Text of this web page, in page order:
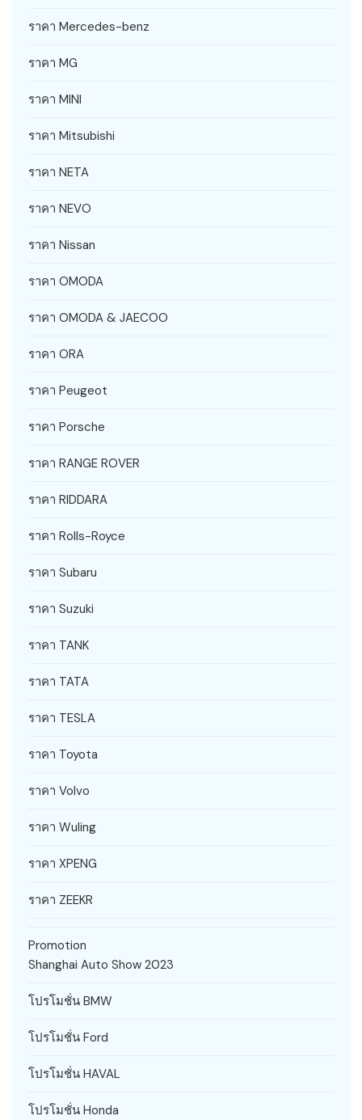
ราคา Mercedes-benz
ราคา MG
ราคา MINI
ราคา Mitsubishi
ราคา NETA
ราคา NEVO
ราคา Nissan
ราคา OMODA
ราคา OMODA & JAECOO
ราคา ORA
ราคา Peugeot
ราคา Porsche
ราคา RANGE ROVER
ราคา RIDDARA
ราคา Rolls-Royce
ราคา Subaru
ราคา Suzuki
ราคา TANK
ราคา TATA
ราคา TESLA
ราคา Toyota
ราคา Volvo
ราคา Wuling
ราคา XPENG
ราคา ZEEKR
Promotion
Shanghai Auto Show 2023
โปรโมชั่น BMW
โปรโมชั่น Ford
โปรโมชั่น HAVAL
โปรโมชั่น Honda